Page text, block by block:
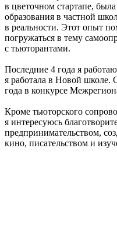
в цветочном стартапе,
образования в частной
в реальности. Этот опыт
погружаться в тему
с тьюторантами.
Последние 4 года я
я работала в Новой школе.
года в конкурсе
Кроме тьюторского
я интересуюсь
предпринимательством,
кино, писательством и